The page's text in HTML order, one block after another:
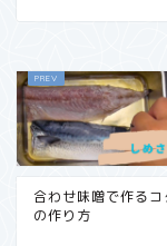
合わせ味噌で作る
の作り方